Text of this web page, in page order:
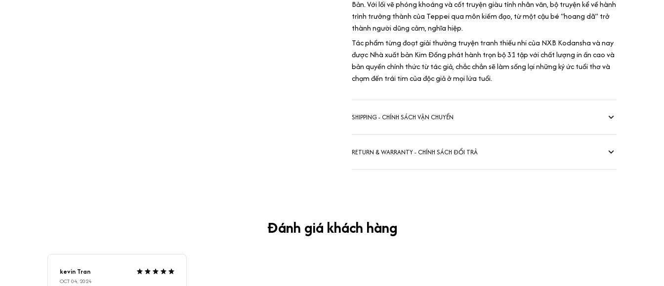
Bản. Với lối vẽ phóng khoáng và cốt truyện giàu tính nhân văn, bộ truyện kể về hành
trình trưởng thành của Teppei qua môn kiếm đạo, từ một cậu bé “hoang dã” trở
thành người dũng cảm, nghĩa hiệp.
Tác phẩm từng đoạt giải thưởng truyện tranh thiếu nhi của NXB Kodansha và nay
được Nhà xuất bản Kim Đồng phát hành trọn bộ 31 tập với chất lượng in ấn cao và
bản quyền chính thức từ tác giả, chắc chắn sẽ làm sống lại những ký ức tuổi thơ và
chạm đến trái tim của độc giả ở mọi lứa tuổi.
SHIPPING - CHÍNH SÁCH VẬN CHUYỂN
RETURN & WARRANTY - CHÍNH SÁCH ĐỔI TRẢ
Đánh giá khách hàng
kevin Tran
OCT 04, 2024